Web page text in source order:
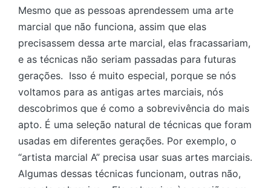
Mesmo que as pessoas aprendessem uma arte
marcial que não funciona, assim que elas
precisassem dessa arte marcial, elas fracassariam,
e as técnicas não seriam passadas para futuras
gerações. Isso é muito especial, porque se nós
voltamos para as antigas artes marciais, nós
descobrimos que é como a sobrevivência do mais
apto. É uma seleção natural de técnicas que foram
usadas em diferentes gerações. Por exemplo, o
“artista marcial A” precisa usar suas artes marciais.
Algumas dessas técnicas funcionam, outras não,